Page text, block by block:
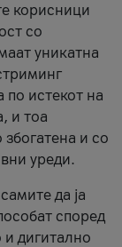
корисници
со
уникатна
истекот на
и тоа
и со
уреди.
да ја
според
дигитално